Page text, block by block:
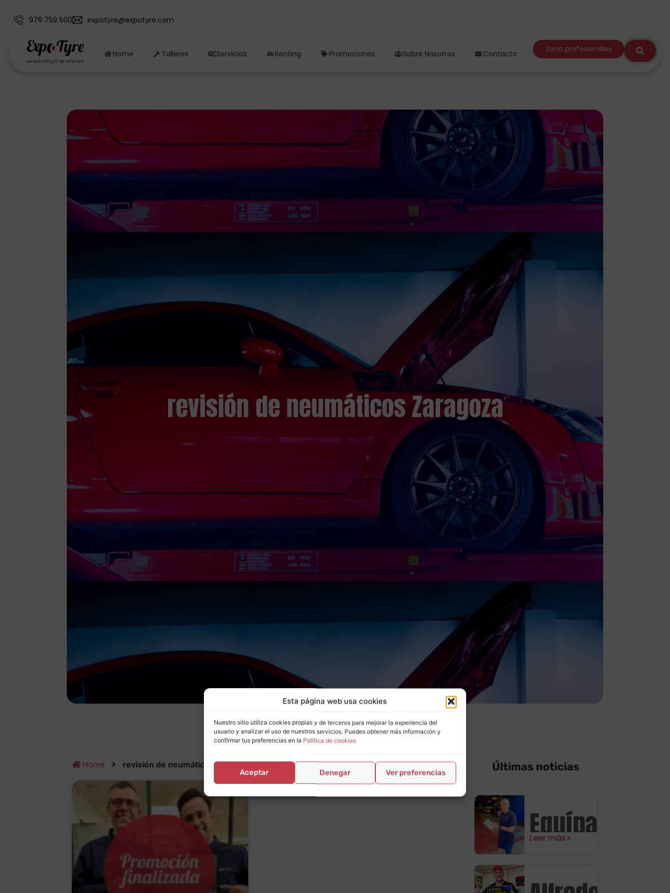
Esta página web usa cookies
Nuestro sitio utiliza cookies propias y de terceros para mejorar la experiencia del
usuario y analizar el uso de nuestros servicios. Puedes obtener más información y
confirmar tus preferencias en la Política de cookies
Aceptar Denegar Ver preferencias
976 759 500 expotyre@expotyre.com
Home Talleres Servicios Renting Promociones Sobre Nosotros Contacto Zona profesionales
revisión de neumáticos Zaragoza
Home revisión de neumáticos Zaragoza Últimas noticias
Equípate
Leer más